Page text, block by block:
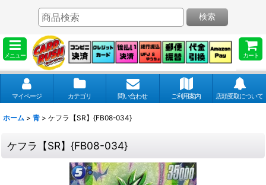
メニュー カート
検索
マイページ カテゴリ 問い合わせ ご利用案内 店頭受取について
ホーム > 青 > ケフラ【SR】{FB08-034}
ケフラ【SR】{FB08-034}